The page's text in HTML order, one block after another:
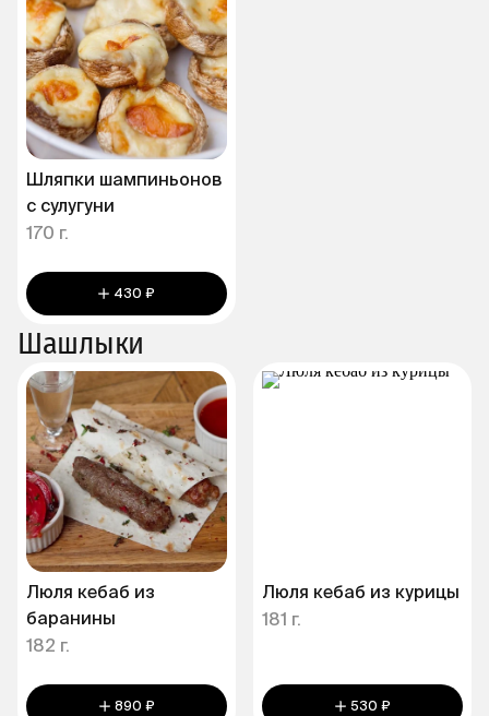
Шляпки шампиньонов
с сулугуни
170 г.
430 ₽
Шашлыки
Люля кебаб из
баранины
182 г.
890 ₽
Люля кебаб из курицы
181 г.
530 ₽